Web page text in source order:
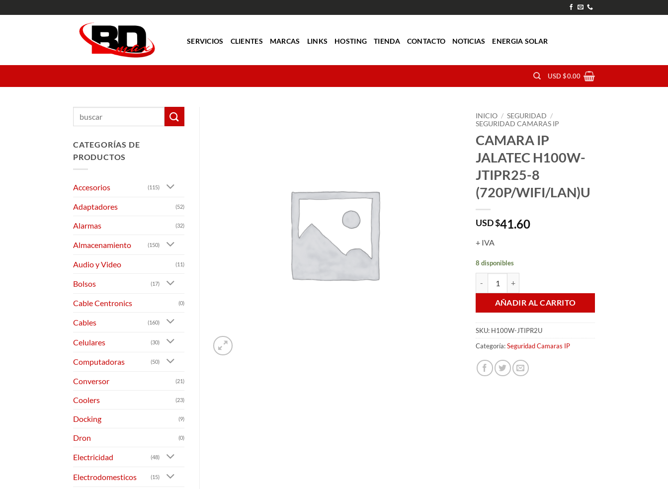
al
SERVICIOS CLIENTES MARCAS LINKS HOSTING TIENDA CONTACTO NOTICIAS ENERGIA SOLAR
USD $0.00
INICIO / SEGURIDAD /
SEGURIDAD CAMARAS IP
CAMARA IP
JALATEC H100W-
JTIPR25-8
(720P/WIFI/LAN)U
USD $41.60
+ IVA
8 disponibles
AÑADIR AL CARRITO
SKU: H100W-JTIPR2U
Categoría:Seguridad Camaras IP
CATEGORÍAS DE
PRODUCTOS
Accesorios (115)
Adaptadores (52)
Alarmas (32)
Almacenamiento (150)
Audio y Video (11)
Bolsos (17)
Cable Centronics (0)
Cables (160)
Celulares (30)
Computadoras (50)
Conversor (21)
Coolers (23)
Docking (9)
Dron (0)
Electricidad (48)
Electrodomesticos (15)